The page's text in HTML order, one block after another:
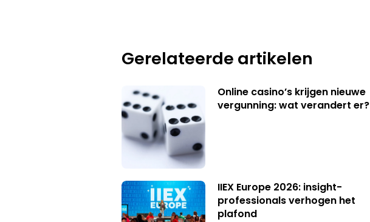
Gerelateerde artikelen
Online casino’s krijgen nieuwe
vergunning: wat verandert er?
IIEX Europe 2026: insight-
professionals verhogen het
plafond